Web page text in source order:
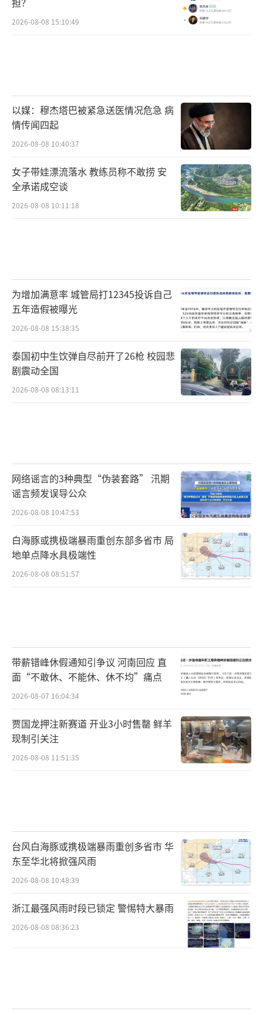
2026-08-08 15:10:49
以媒：穆杰塔巴被紧急送医情况危急 病
情传闻四起
2026-08-08 10:40:37
女子带娃漂流落水 教练员称不敢捞 安
全承诺成空谈
2026-08-08 10:11:18
为增加满意率 城管局打12345投诉自己
五年造假被曝光
2026-08-08 15:38:35
泰国初中生饮弹自尽前开了26枪 校园悲
剧震动全国
2026-08-08 08:13:11
网络谣言的3种典型“伪装套路” 汛期
谣言频发误导公众
2026-08-08 10:47:53
白海豚或携极端暴雨重创东部多省市 局
地单点降水具极端性
2026-08-08 08:51:57
带薪错峰休假通知引争议 河南回应 直
面“不敢休、不能休、休不均”痛点
2026-08-07 16:04:34
贾国龙押注新赛道 开业3小时售罄 鲜羊
现制引关注
2026-08-08 11:51:35
台风白海豚或携极端暴雨重创多省市 华
东至华北将掀强风雨
2026-08-08 10:48:39
浙江最强风雨时段已锁定 警惕特大暴雨
2026-08-08 08:36:23